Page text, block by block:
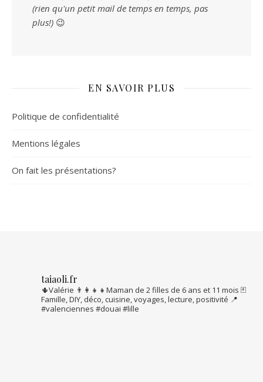
(rien qu'un petit mail de temps en temps, pas
plus!) 😉
EN SAVOIR PLUS
Politique de confidentialité
Mentions légales
On fait les présentations?
taiaoli.fr
🌵Valérie 👨‍👩‍👧‍👧Maman de 2 filles de 6 ans et 11 mois 🃏
Famille, DIY, déco, cuisine, voyages, lecture, positivité 📍
#valenciennes #douai #lille